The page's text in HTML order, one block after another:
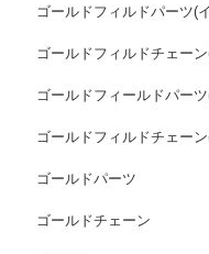
ゴールドフィルドパーツ(
ゴールドフィルドチェー
ゴールドフィールドパー
ゴールドフィルドチェー
ゴールドパーツ
ゴールドチェーン